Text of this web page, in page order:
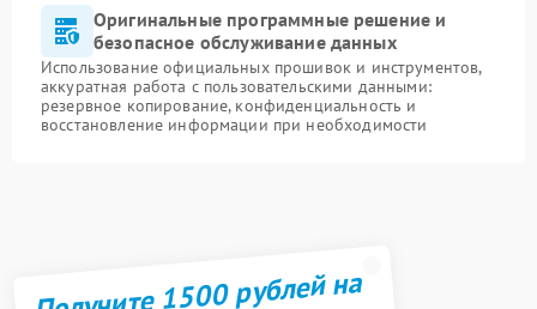
Оригинальные программные решение и
безопасное обслуживание данных
Использование официальных прошивок и инструментов,
аккуратная работа с пользовательскими данными:
резервное копирование, конфиденциальность и
восстановление информации при необходимости